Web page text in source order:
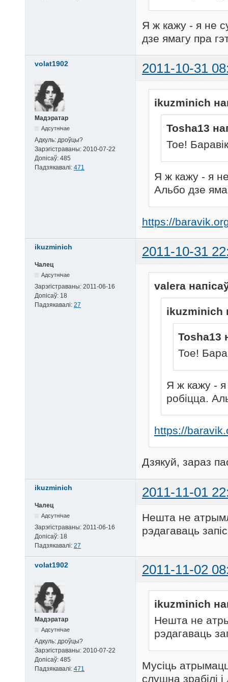
Я ж кажу - я не
дзе ямагу пра
volat1902 2011-10-31
Мадэратар
Адсутнічае
Адкуль: дроўцы?
Зарэгістраваны: 2010-07-22
Допісаў: 485
Падзякавалі: 471
ikuzminich
Tosha13
Тое!
Я ж кажу - я
Альбо дзе
https://
ikuzminich 2011-10-31
Чалец
Адсутнічае
Зарэгістраваны: 2011-06-16
Допісаў: 18
Падзякавалі: 27
valera
ikuzminich
Tosha13
Тое!
Я ж кажу - я
робіцца.
https://
Дзякуй, зараз
ikuzminich 2011-11-01
Чалец
Адсутнічае
Зарэгістраваны: 2011-06-16
Допісаў: 18
Падзякавалі: 27
Нешта не
рэдагаваць
volat1902 2011-11-02
Мадэратар
Адсутнічае
Адкуль: дроўцы?
Зарэгістраваны: 2010-07-22
Допісаў: 485
Падзякавалі: 471
ikuzminich
Нешта не
рэдагаваць
Мусіць
слушна зрабілі